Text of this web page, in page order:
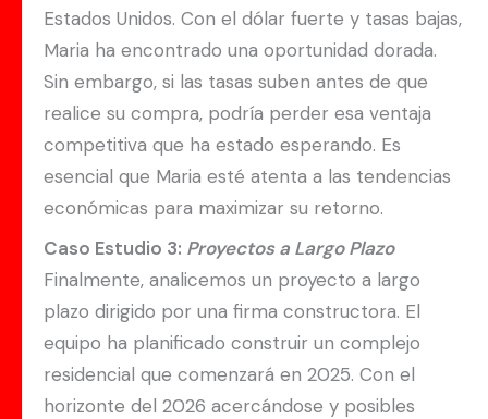
Estados Unidos. Con el dólar fuerte y tasas bajas,
Maria ha encontrado una oportunidad dorada.
Sin embargo, si las tasas suben antes de que
realice su compra, podría perder esa ventaja
competitiva que ha estado esperando. Es
esencial que Maria esté atenta a las tendencias
económicas para maximizar su retorno.
Caso Estudio 3: Proyectos a Largo Plazo
Finalmente, analicemos un proyecto a largo
plazo dirigido por una firma constructora. El
equipo ha planificado construir un complejo
residencial que comenzará en 2025. Con el
horizonte del 2026 acercándose y posibles